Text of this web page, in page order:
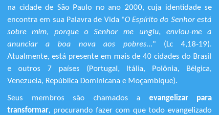
na cidade de São Paulo no ano 2000, cuja identidade se
encontra em sua Palavra de Vida "O Espírito do Senhor está
sobre mim, porque o Senhor me ungiu, enviou-me a
anunciar a boa nova aos pobres..." (Lc 4,18-19).
Atualmente, está presente em mais de 40 cidades do Brasil
e outros 7 países (Portugal, Itália, Polônia, Bélgica,
Venezuela, República Dominicana e Moçambique).
Seus membros são chamados a evangelizar para
transformar, procurando fazer com que todo evangelizado